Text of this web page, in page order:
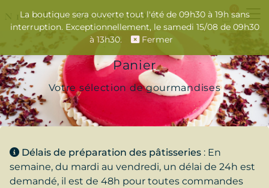
Panier
Votre sélection de gourmandises
Délais de préparation des pâtisseries : En
semaine, du mardi au vendredi, un délai de 24h est
demandé, il est de 48h pour toutes commandes
La boutique sera ouverte tout l'été de 09h30 à 19h sans
interruption. Exceptionnellement, le samedi 15/08 de 09h30
à 13h30.
Fermer